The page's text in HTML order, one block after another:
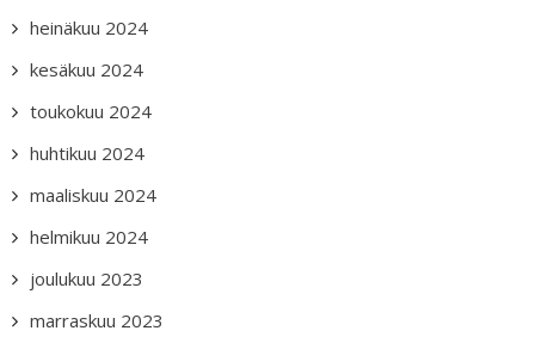
heinäkuu 2024
kesäkuu 2024
toukokuu 2024
huhtikuu 2024
maaliskuu 2024
helmikuu 2024
joulukuu 2023
marraskuu 2023